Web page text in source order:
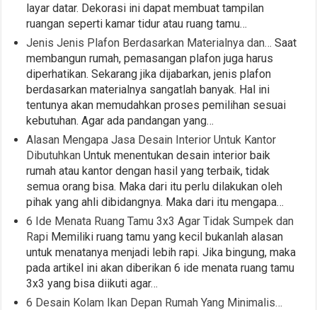
layar datar. Dekorasi ini dapat membuat tampilan
ruangan seperti kamar tidur atau ruang tamu…
Jenis Jenis Plafon Berdasarkan Materialnya dan… Saat
membangun rumah, pemasangan plafon juga harus
diperhatikan. Sekarang jika dijabarkan, jenis plafon
berdasarkan materialnya sangatlah banyak. Hal ini
tentunya akan memudahkan proses pemilihan sesuai
kebutuhan. Agar ada pandangan yang…
Alasan Mengapa Jasa Desain Interior Untuk Kantor
Dibutuhkan Untuk menentukan desain interior baik
rumah atau kantor dengan hasil yang terbaik, tidak
semua orang bisa. Maka dari itu perlu dilakukan oleh
pihak yang ahli dibidangnya. Maka dari itu mengapa…
6 Ide Menata Ruang Tamu 3x3 Agar Tidak Sumpek dan
Rapi Memiliki ruang tamu yang kecil bukanlah alasan
untuk menatanya menjadi lebih rapi. Jika bingung, maka
pada artikel ini akan diberikan 6 ide menata ruang tamu
3x3 yang bisa diikuti agar…
6 Desain Kolam Ikan Depan Rumah Yang Minimalis…